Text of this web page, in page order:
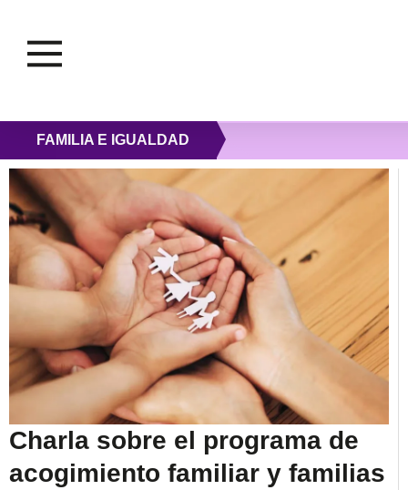
FAMILIA E IGUALDAD
Charla sobre el programa de
acogimiento familiar y familias